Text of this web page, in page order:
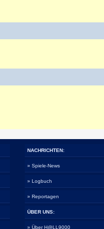
NACHRICHTEN:
» Spiele-News
» Logbuch
» Reportagen
ÜBER UNS:
» Über H@LL9000